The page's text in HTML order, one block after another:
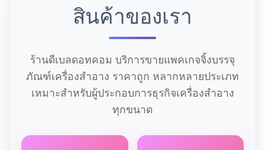
สินค้าของเรา
ร้านดีเบลดอทคอม บริการขายแพคเกจจิ้งบรรจุ
ภัณฑ์เครื่องสำอาง ราคาถูก หลากหลายประเภท
เหมาะสำหรับผู้ประกอบการธุรกิจเครื่องสำอาง
ทุกขนาด